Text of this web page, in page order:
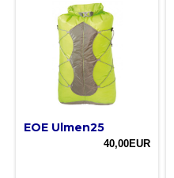
EOE Ulmen25
40,00EUR